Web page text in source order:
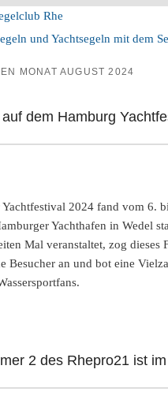
MONATAUGUST 2024
dem Hamburg
2024 fand vom 6.
Yachthafen in Wedel
Mal veranstaltet, zog dieses
Besucher an und bot eine
2 des Rhepro21 ist im